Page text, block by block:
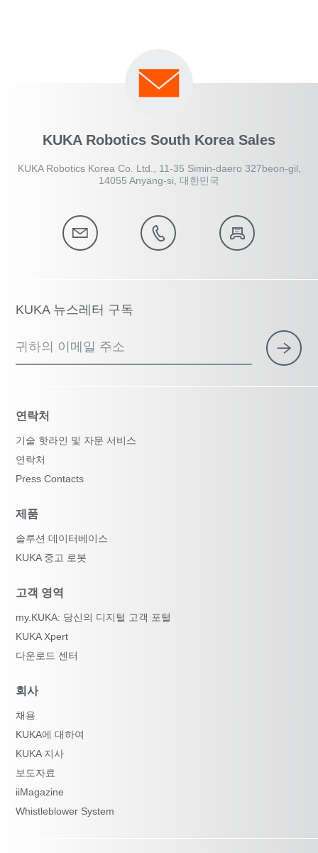
KUKA Robotics South Korea Sales
KUKA Robotics Korea Co. Ltd., 11-35 Simin-daero 327beon-gil,
14055 Anyang-si, 대한민국
KUKA 뉴스레터 구독
귀하의 이메일 주소
연락처
기술 핫라인 및 자문 서비스
연락처
Press Contacts
제품
솔루션 데이터베이스
KUKA 중고 로봇
고객 영역
my.KUKA: 당신의 디지털 고객 포털
KUKA Xpert
다운로드 센터
회사
채용
KUKA에 대하여
KUKA 지사
보도자료
iiMagazine
Whistleblower System